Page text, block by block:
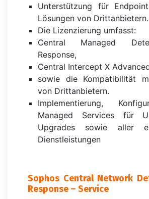
Unterstützung für
Lösungen von Drittanbietern.
Die Lizenzierung umfasst:
Central Managed
Response,
Central Intercept X
sowie die Kompatibilität
von Drittanbietern.
Implementierung,
Managed Services für
Upgrades sowie aller
Dienstleistungen
Sophos Central Network
Response – Service